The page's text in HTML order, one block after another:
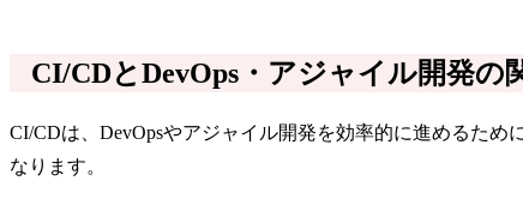
CI/CDとDevOps・アジャイル開発の
CI/CDは、DevOpsやアジャイル開発を効率的に進めるた
なります。